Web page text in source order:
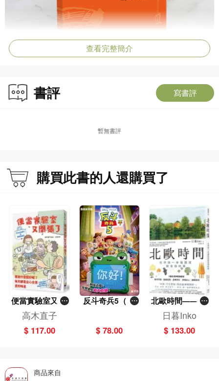
查看完整簡介
書評 寫書評
暫無書評
購買此書的人還購買了
便當實驗室又開
張了——日日和
特別日的菜單挑
戰記
高木直子
$ 117.00
反斗奇兵5（圖
$ 78.00
北歐時間——世
界第一幸福國度
教會我的事
日暮Inko
$ 133.00
商品來自